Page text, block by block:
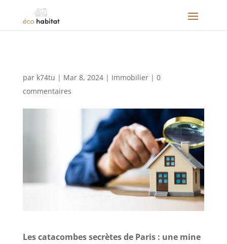
par k74tu | Mar 8, 2024| Immobilier| 0
commentaires
Les catacombes secrètes de Paris : une mine